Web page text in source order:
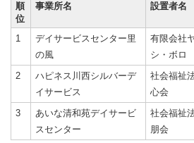
順
位
事業所名 設置者名
1
デイサービスセンター里
の風
有限会社
シ・ボロ
2
ハピネス川西シルバーデ
イサービス
社会福祉
心会
3
あいな清和苑デイサービ
スセンター
社会福祉
朋会